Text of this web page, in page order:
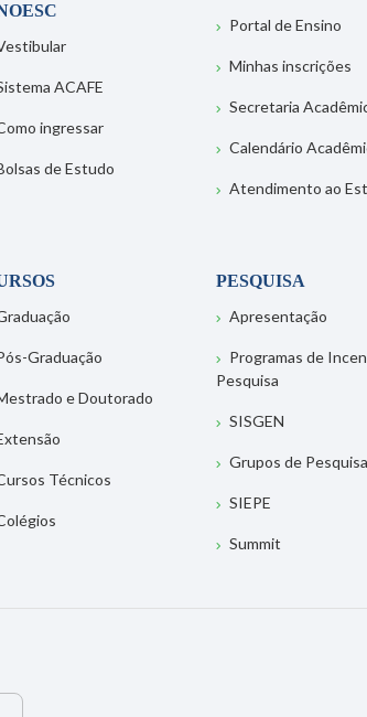
ACAFE
ingressar
de Estudo
Portal de Ensino
Minhas inscrições
Secretaria
Calendário
Atendimento ao
Graduação
e Doutorado
Técnicos
PESQUISA
Apresentação
Programas de
Pesquisa
SISGEN
Grupos de Pesquisa
SIEPE
Summit